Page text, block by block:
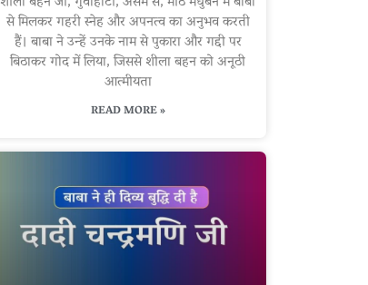
से मिलकर गहरी स्नेह और अपनत्व का अनुभव करती
हैं। बाबा ने उन्हें उनके नाम से पुकारा और गद्दी पर
बिठाकर गोद में लिया, जिससे शीला बहन को अनूठी
आत्मीयता
READ MORE »